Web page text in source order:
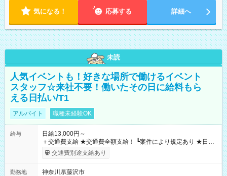
気になる！ 応募する 詳細へ
未読
人気イベントも！好きな場所で働けるイベント
スタッフ☆来社不要！働いたその日に給料もら
える日払い/T1
アルバイト 職種未経験OK
給与
日給13,000円～
＋交通費支給 ★交通費全額支給！ ┗案件により規定あり ★日払
いOK！（規定あり） ┗働いたその日に現金GET♪ お仕事後はコ
ンビニATMから 日払い分を引き落とせます！ 【試用期間】試
交通費別途支給あり
勤務地
神奈川県藤沢市